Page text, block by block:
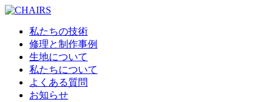
私たちの技術
修理と制作事例
生地について
私たちについて
よくある質問
お知らせ